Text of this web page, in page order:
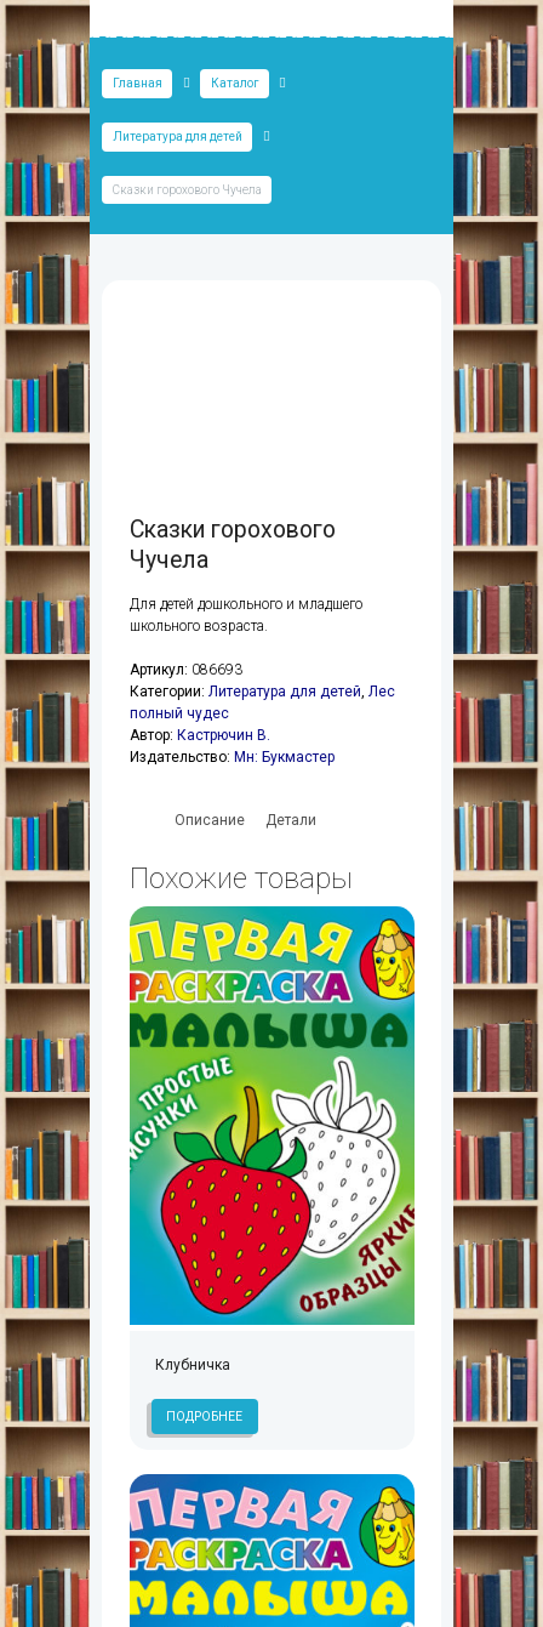
Главная Каталог
Литература для детей
Сказки горохового Чучела
Сказки горохового
Чучела
Для детей дошкольного и младшего
школьного возраста.
Артикул: 086693
Категории: Литература для детей, Лес
полный чудес
Автор: Кастрючин В.
Издательство: Мн: Букмастер
Описание Детали
Похожие товары
Клубничка
ПОДРОБНЕЕ